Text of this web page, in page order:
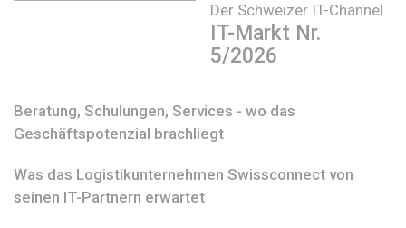
Der Schweizer IT-Channel
IT-Markt Nr.
5/2026
Beratung, Schulungen, Services - wo das
Geschäftspotenzial brachliegt
Was das Logistikunternehmen Swissconnect von
seinen IT-Partnern erwartet